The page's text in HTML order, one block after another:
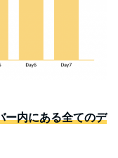
ー内にある全てのデ